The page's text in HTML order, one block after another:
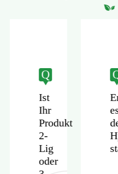
Q
Ist
Ihr
Produkt
2-
Lig
oder